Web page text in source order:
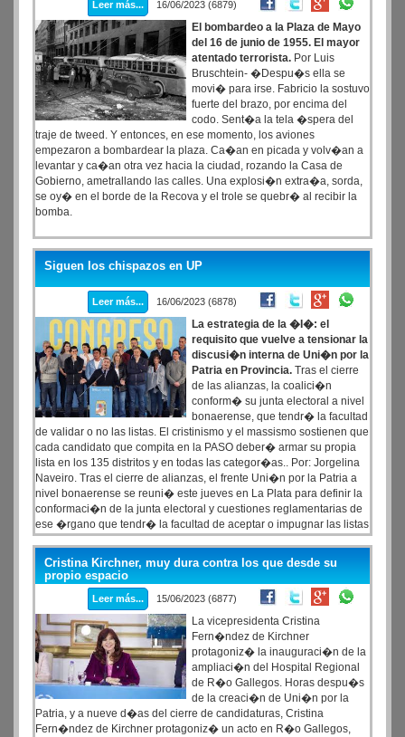
Leer más... 16/06/2023 (6879)
El bombardeo a la Plaza de Mayo
del 16 de junio de 1955. El mayor
atentado terrorista. Por Luis
Bruschtein- �Despu�s ella se
movi� para irse. Fabricio la sostuvo
fuerte del brazo, por encima del
codo. Sent�a la tela �spera del
traje de tweed. Y entonces, en ese momento, los aviones
empezaron a bombardear la plaza. Ca�an en picada y volv�an a
levantar y ca�an otra vez hacia la ciudad, rozando la Casa de
Gobierno, ametrallando las calles. Una explosi�n extra�a, sorda,
se oy� en el borde de la Recova y el trole se quebr� al recibir la
bomba.
Siguen los chispazos en UP
Leer más... 16/06/2023 (6878)
La estrategia de la �I�: el
requisito que vuelve a tensionar la
discusi�n interna de Uni�n por la
Patria en Provincia. Tras el cierre
de las alianzas, la coalici�n
conform� su junta electoral a nivel
bonaerense, que tendr� la facultad
de validar o no las listas. El cristinismo y el massismo sostienen que
cada candidato que compita en la PASO deber� armar su propia
lista en los 135 distritos y en todas las categor�as.. Por: Jorgelina
Naveiro. Tras el cierre de alianzas, el frente Uni�n por la Patria a
nivel bonaerense se reuni� este jueves en La Plata para definir la
conformaci�n de la junta electoral y cuestiones reglamentarias de
ese �rgano que tendr� la facultad de aceptar o impugnar las listas
luego del 24 de junio. Despu�s de acordar que el piso para la
integraci�n de las listas una vez superada la PASO sea del 30%,
punto que tensiona la discusi�n ahora es la condici�n que
impusieron el kirchnerismo y el massismo para la interna y es
que cada candidato a gobernador deber� llevar lista completa
en los 135 distritos de la provincia.
Cristina Kirchner, muy dura contra los que desde su
propio espacio
Leer más... 15/06/2023 (6877)
La vicepresidenta Cristina
Fern�ndez de Kirchner
protagoniz� la inauguraci�n de la
ampliaci�n del Hospital Regional
de R�o Gallegos. Horas despu�s
de la creaci�n de Uni�n por la
Patria, y a nueve d�as del cierre de candidaturas, Cristina
Fern�ndez de Kirchner protagoniz� un acto en R�o Gallegos,